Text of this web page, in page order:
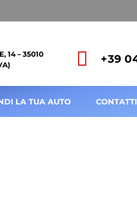
+39
14 – 35010
LA TUA AUTO CONTATTI